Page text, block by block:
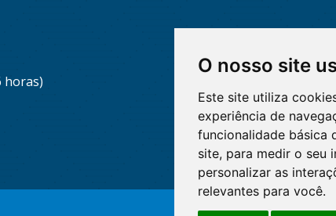
O nosso site
Este site utiliza
experiência de
funcionalidade básica
site, para medir o seu
personalizar as
relevantes para você.
horas)